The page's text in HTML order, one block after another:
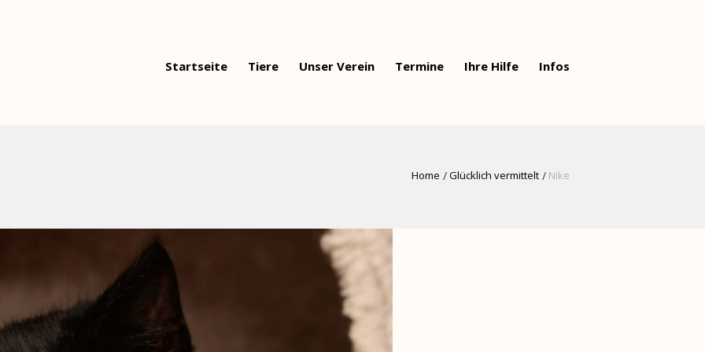
Startseite Tiere Unser Verein Termine Ihre Hilfe Infos
Home Glücklich vermittelt Nike